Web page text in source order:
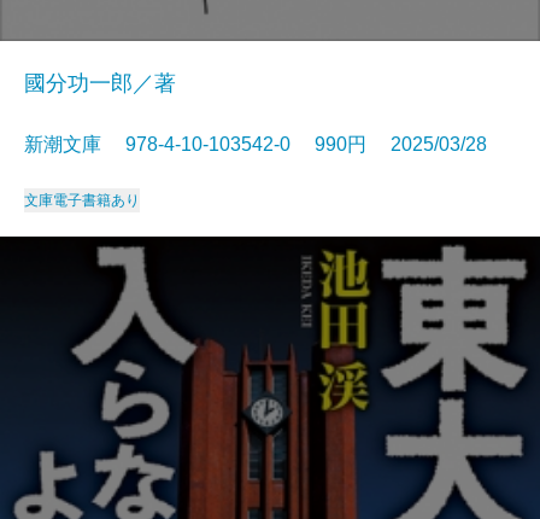
國分功一郎／著
新潮文庫 978-4-10-103542-0 990円 2025/03/28
文庫電子書籍あり